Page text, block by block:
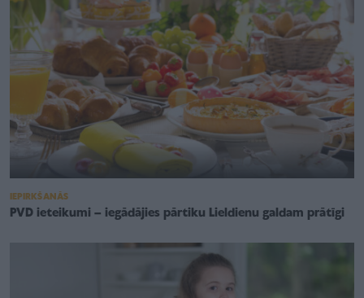
IEPIRKŠANĀS
PVD ieteikumi – iegādājies pārtiku Lieldienu galdam prātīgi